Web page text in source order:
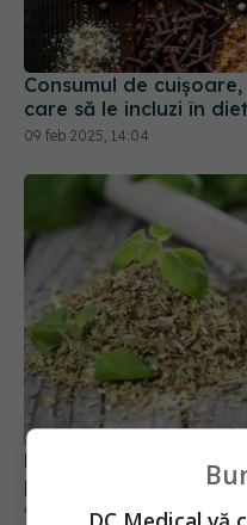
Consumul de
care să le incluzi în
09 feb 2025, 14:04
Planta banală care
pentru sănătate.
anticancer
11 apr 2026, 18:56